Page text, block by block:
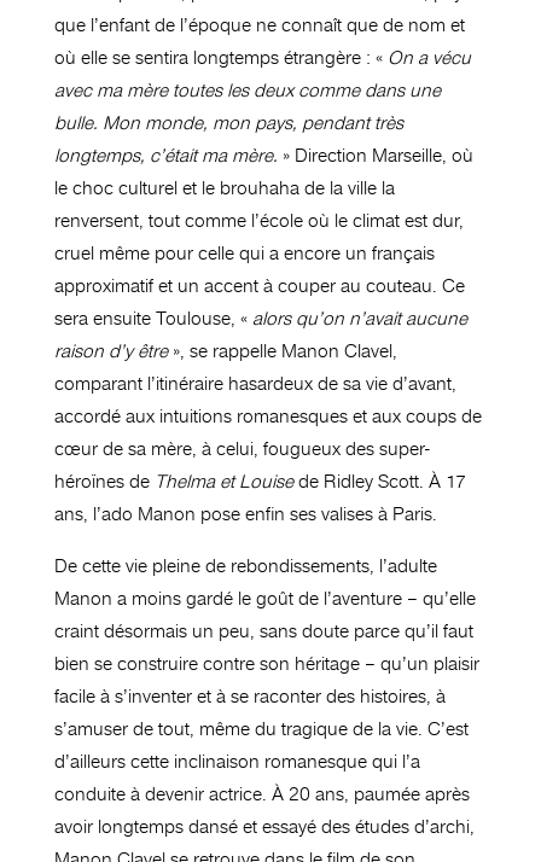
que l’enfant de l’époque ne connaît que de nom et
où elle se sentira longtemps étrangère : «On a vécu
avec ma mère toutes les deux comme dans une
bulle. Mon monde, mon pays, pendant très
longtemps, c’était ma mère. » Direction Marseille, où
le choc culturel et le brouhaha de la ville la
renversent, tout comme l’école où le climat est dur,
cruel même pour celle qui a encore un français
approximatif et un accent à couper au couteau. Ce
sera ensuite Toulouse, «alors qu’on n’avait aucune
raison d’y être», se rappelle Manon Clavel,
comparant l’itinéraire hasardeux de sa vie d’avant,
accordé aux intuitions romanesques et aux coups de
cœur de sa mère, à celui, fougueux des super-
héroïnes de Thelma et Louisede Ridley Scott. À 17
ans, l’ado Manon pose enfin ses valises à Paris.
De cette vie pleine de rebondissements, l’adulte
Manon a moins gardé le goût de l’aventure – qu’elle
craint désormais un peu, sans doute parce qu’il faut
bien se construire contre son héritage – qu’un plaisir
facile à s’inventer et à se raconter des histoires, à
s’amuser de tout, même du tragique de la vie. C’est
d’ailleurs cette inclinaison romanesque qui l’a
conduite à devenir actrice. À 20 ans, paumée après
avoir longtemps dansé et essayé des études d’archi,